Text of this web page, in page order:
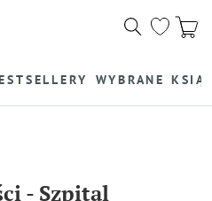
WYBRANE
- Szpital